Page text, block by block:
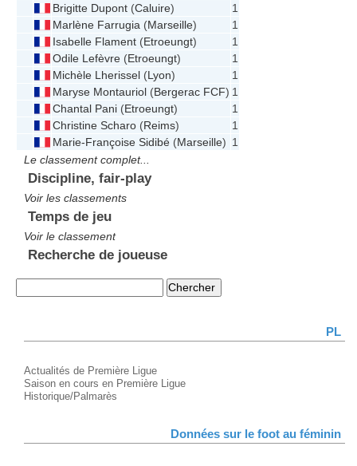
Brigitte Dupont (Caluire)
1
Marlène Farrugia (Marseille)
1
Isabelle Flament (Etroeungt)
1
Odile Lefèvre (Etroeungt)
1
Michèle Lherissel (Lyon)
1
Maryse Montauriol (Bergerac FCF) 1
Chantal Pani (Etroeungt)
1
Christine Scharo (Reims)
1
Marie-Françoise Sidibé (Marseille) 1
Le classement complet...
Discipline, fair-play
Voir les classements
Temps de jeu
Voir le classement
Recherche de joueuse
PL
Actualités de Première Ligue
Saison en cours en Première Ligue
Historique/Palmarès
Données sur le foot au féminin